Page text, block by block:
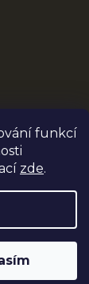
funkcí
zde.